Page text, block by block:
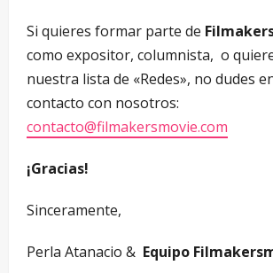
Si quieres formar parte de
como expositor, columnista, o
nuestra lista de «Redes», no dudes
contacto con nosotros:
contacto@filmakersmovie.com
¡Gracias!
Sinceramente,
Perla Atanacio & Equipo